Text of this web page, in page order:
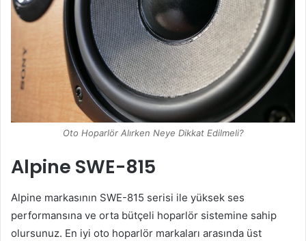
Oto Hoparlör Alırken Neye Dikkat Edilmeli?
Alpine SWE-815
Alpine markasının SWE-815 serisi ile yüksek ses
performansına ve orta bütçeli hoparlör sistemine sahip
olursunuz. En iyi oto hoparlör markaları arasında üst